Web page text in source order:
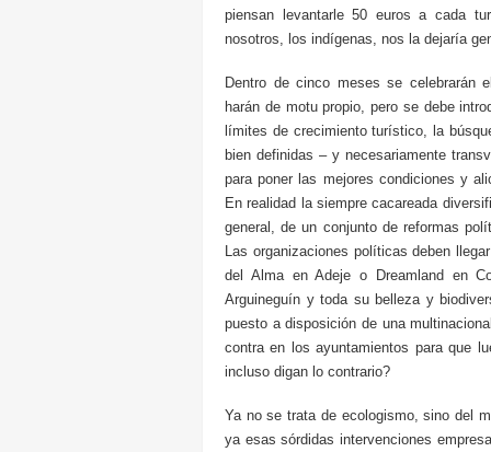
piensan levantarle 50 euros a cada
nosotros, los indígenas, nos la dejaría
Dentro de cinco meses se celebrarán
harán de motu propio, pero se debe
límites de crecimiento turístico, la
bien definidas – y necesariamente
para poner las mejores condiciones y
En realidad la siempre cacareada
general, de un conjunto de reformas
Las organizaciones políticas deben
del Alma en Adeje o Dreamland en
Arguineguín y toda su belleza y
puesto a disposición de una
contra en los ayuntamientos para que
incluso digan lo contrario?
Ya no se trata de ecologismo, sino del
ya esas sórdidas intervenciones